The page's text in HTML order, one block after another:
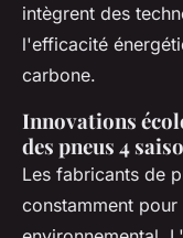
intègrent des
l'efficacité
carbone.
Innovations
des pneus 4
Les fabricants de
constamment